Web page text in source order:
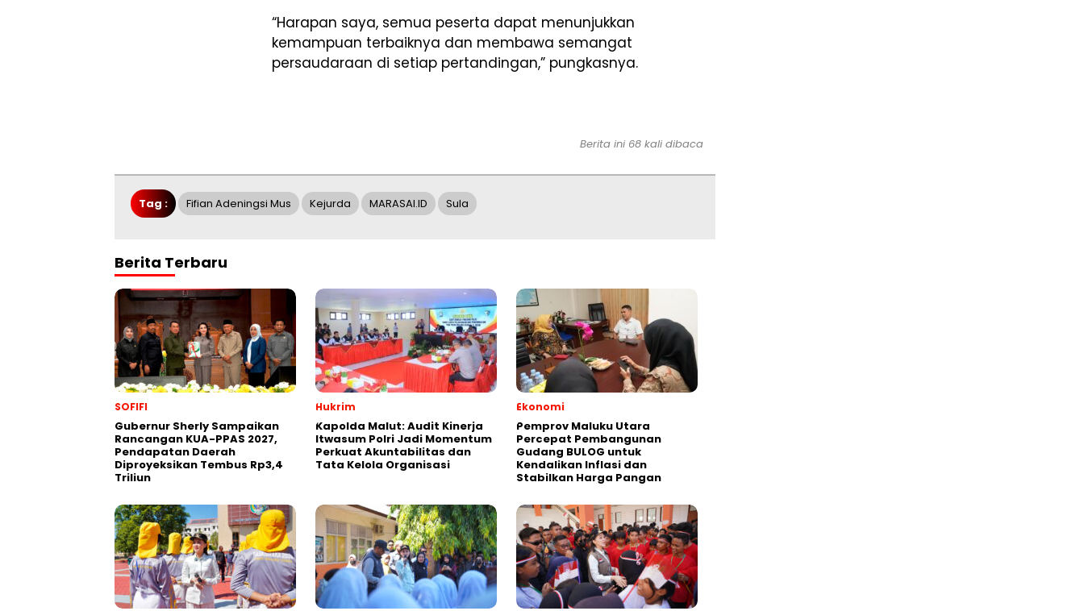
“Harapan saya, semua peserta dapat menunjukkan
kemampuan terbaiknya dan membawa semangat
persaudaraan di setiap pertandingan,” pungkasnya.
Berita ini 68 kali dibaca
Tag : Fifian Adeningsi Mus Kejurda MARASAI.ID Sula
Berita Terbaru
SOFIFI
Gubernur Sherly Sampaikan
Rancangan KUA-PPAS 2027,
Pendapatan Daerah
Diproyeksikan Tembus Rp3,4
Triliun
Hukrim
Kapolda Malut: Audit Kinerja
Itwasum Polri Jadi Momentum
Perkuat Akuntabilitas dan
Tata Kelola Organisasi
Ekonomi
Pemprov Maluku Utara
Percepat Pembangunan
Gudang BULOG untuk
Kendalikan Inflasi dan
Stabilkan Harga Pangan